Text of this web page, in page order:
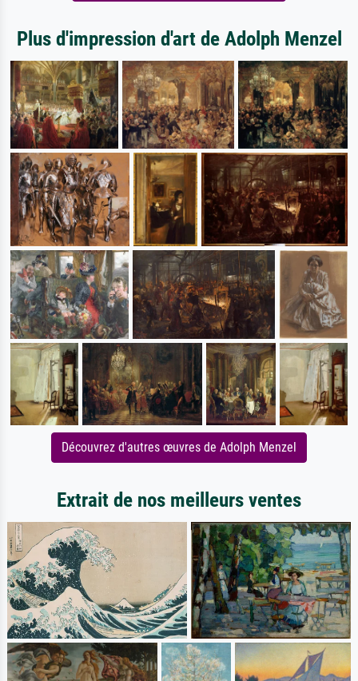
Plus d'impression d'art de Adolph Menzel
Découvrez d'autres œuvres de Adolph Menzel
Extrait de nos meilleurs ventes